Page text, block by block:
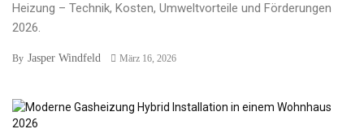
Heizung – Technik, Kosten, Umweltvorteile und Förderungen
2026.
By Jasper Windfeld März 16, 2026